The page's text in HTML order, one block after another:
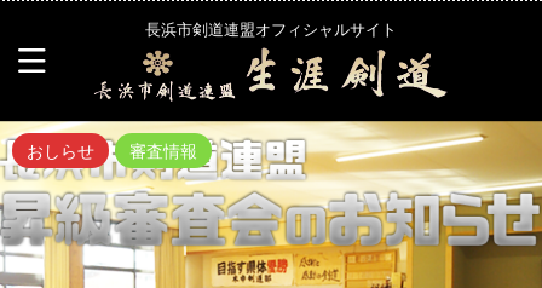
長浜市剣道連盟オフィシャルサイト
おしらせ 審査情報